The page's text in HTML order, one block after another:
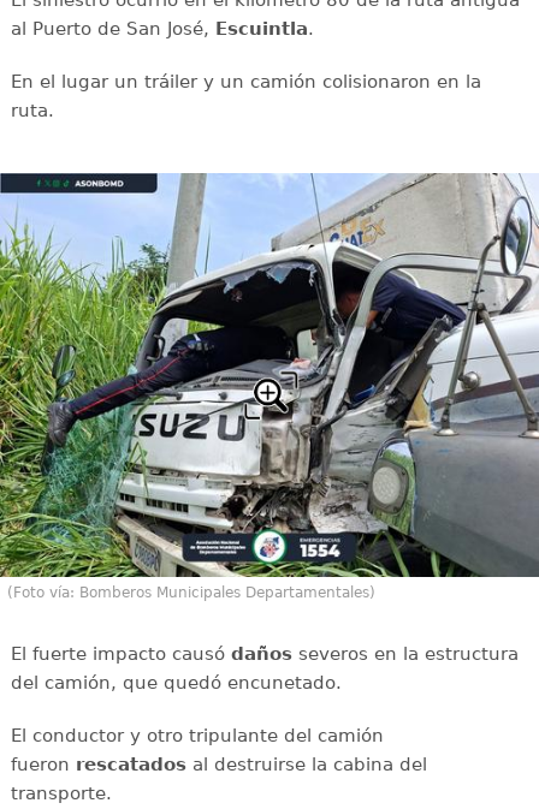
al Puerto de San José, Escuintla.
En el lugar un tráiler y un camión colisionaron en la
ruta.
(Foto vía: Bomberos Municipales Departamentales)
El fuerte impacto causó dañosseveros en la estructura
del camión, que quedó encunetado.
El conductor y otro tripulante del camión
fueron rescatadosal destruirse la cabina del
transporte.